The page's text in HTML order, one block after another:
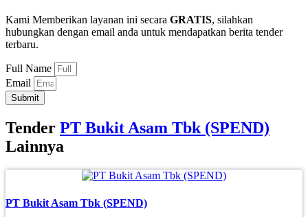
Kami Memberikan layanan ini secara GRATIS, silahkan
hubungkan dengan email anda untuk mendapatkan berita tender
terbaru.
Full Name
Email
Submit
Tender PT Bukit Asam Tbk (SPEND)
Lainnya
PT Bukit Asam Tbk (SPEND)